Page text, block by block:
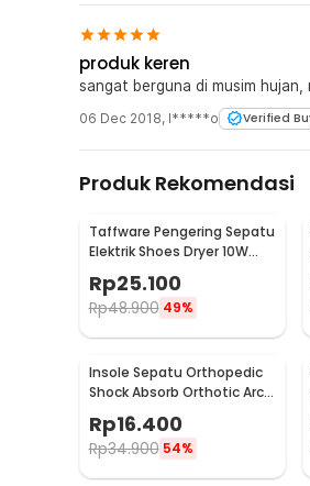
produk keren
sangat berguna di musim
06 Dec 2018, I*****o Verified
Produk Rekomendasi
Taffware Pengering Sepatu
Elektrik Shoes Dryer 10W
Rp25.100
Rp48.900 49%
Insole Sepatu Orthopedic
Shock Absorb Orthotic Arch
Gel Foam S - ZYD17
Rp16.400
Rp34.900 54%